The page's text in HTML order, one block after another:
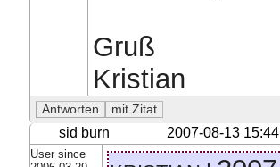
Gruß
Kristian
sid burn 2007-08-13 15:44
User since